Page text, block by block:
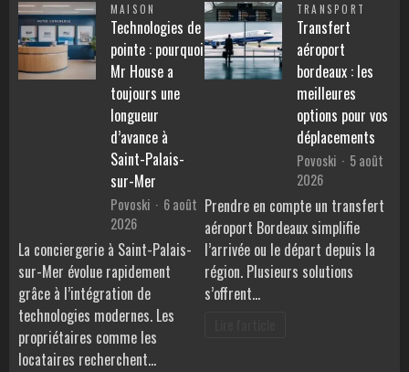
MAISON
Technologies de
pointe : pourquoi
Mr House a
toujours une
longueur
d’avance à
Saint-Palais-
sur-Mer
Povoski
6 août
2026
La conciergerie à Saint-Palais-
sur-Mer évolue rapidement
grâce à l’intégration de
technologies modernes. Les
propriétaires comme les
locataires recherchent…
TRANSPORT
Transfert
aéroport
bordeaux : les
meilleures
options pour vos
déplacements
Povoski
5 août
2026
Prendre en compte un transfert
aéroport Bordeaux simplifie
l’arrivée ou le départ depuis la
région. Plusieurs solutions
s’offrent…